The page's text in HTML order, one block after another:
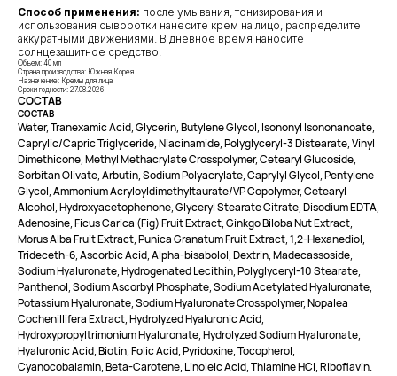
Способ применения: после умывания, тонизирования и
использования сыворотки нанесите крем на лицо, распределите
аккуратными движениями. В дневное время наносите
солнцезащитное средство.
Объем: 40 мл
Страна производства: Южная Корея
Назначение: Кремы для лица
Сроки годности: 27.08.2026
СОСТАВ
СОСТАВ
Water, Tranexamic Acid, Glycerin, Butylene Glycol, Isononyl Isononanoate,
Caprylic/Capric Triglyceride, Niacinamide, Polyglyceryl-3 Distearate, Vinyl
Dimethicone, Methyl Methacrylate Crosspolymer, Cetearyl Glucoside,
Sorbitan Olivate, Arbutin, Sodium Polyacrylate, Caprylyl Glycol, Pentylene
Glycol, Ammonium Acryloyldimethyltaurate/VP Copolymer, Cetearyl
Alcohol, Hydroxyacetophenone, Glyceryl Stearate Citrate, Disodium EDTA,
Adenosine, Ficus Carica (Fig) Fruit Extract, Ginkgo Biloba Nut Extract,
Morus Alba Fruit Extract, Punica Granatum Fruit Extract, 1,2-Hexanediol,
Trideceth-6, Ascorbic Acid, Alpha-bisabolol, Dextrin, Madecassoside,
Sodium Hyaluronate, Hydrogenated Lecithin, Polyglyceryl-10 Stearate,
Panthenol, Sodium Ascorbyl Phosphate, Sodium Acetylated Hyaluronate,
Potassium Hyaluronate, Sodium Hyaluronate Crosspolymer, Nopalea
Cochenillifera Extract, Hydrolyzed Hyaluronic Acid,
Hydroxypropyltrimonium Hyaluronate, Hydrolyzed Sodium Hyaluronate,
Hyaluronic Acid, Biotin, Folic Acid, Pyridoxine, Tocopherol,
Cyanocobalamin, Beta-Carotene, Linoleic Acid, Thiamine HCl, Riboflavin.
ТЕЛЕФОН
mybeautybar@list.ru
+7 961 246-28-88
АДРЕСА
г.Иваново
Подписывайтесь
на нашу рассылку
ПОДПИСАТЬСЯ
Контакты
Оплата и доставка
Политика обработки
персональных данных
Публичная оферта
Бонусная программа